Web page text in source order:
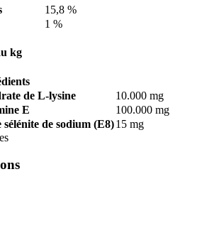
15,8 %
1 %
kg
de L-lysine
10.000 mg
E
100.000 mg
sélénite de sodium (E8)15 mg